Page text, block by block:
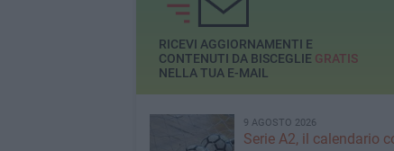
famiglie degli utenti con
grave disabilità
RICEVI AGGIORNAMENTI E
CONTENUTI DA BISCEGLIE GRATIS
NELLA TUA E-MAIL
9 AGOSTO 2026
Serie A2, il calendario